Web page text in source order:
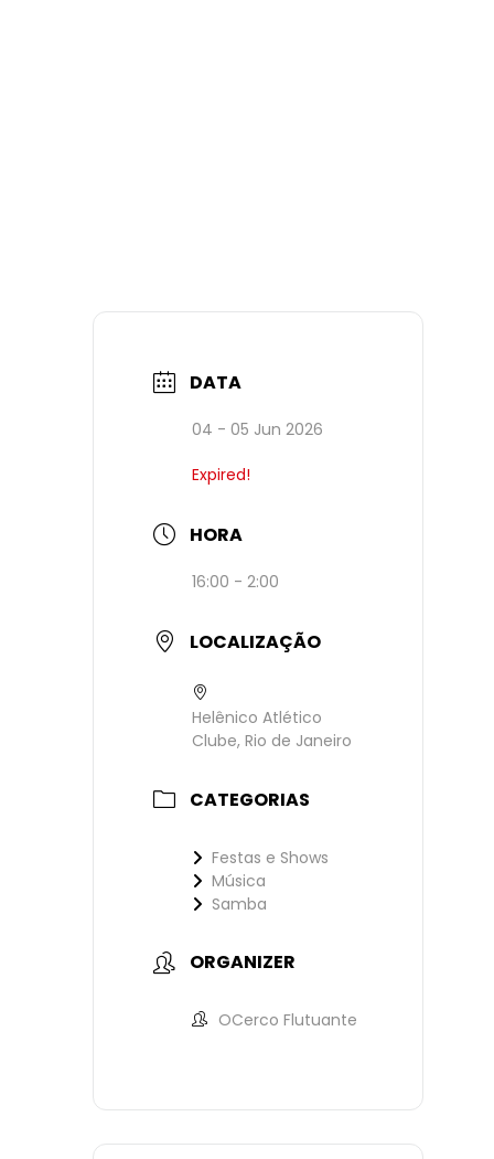
DATA
04 - 05 Jun 2026
Expired!
HORA
16:00 - 2:00
LOCALIZAÇÃO
Helênico Atlético
Clube, Rio de Janeiro
CATEGORIAS
Festas e Shows
Música
Samba
ORGANIZER
OCerco Flutuante